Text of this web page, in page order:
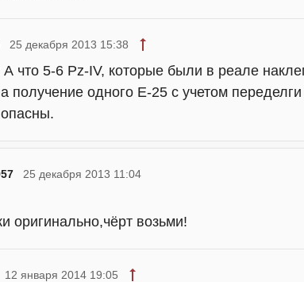
25 декабря 2013 15:38
что 5-6 Pz-IV, которые были в реале
получение одного E-25 с учетом
25 декабря 2013 11:04
оригинально,чёрт возьми!
12 января 2014 19:05